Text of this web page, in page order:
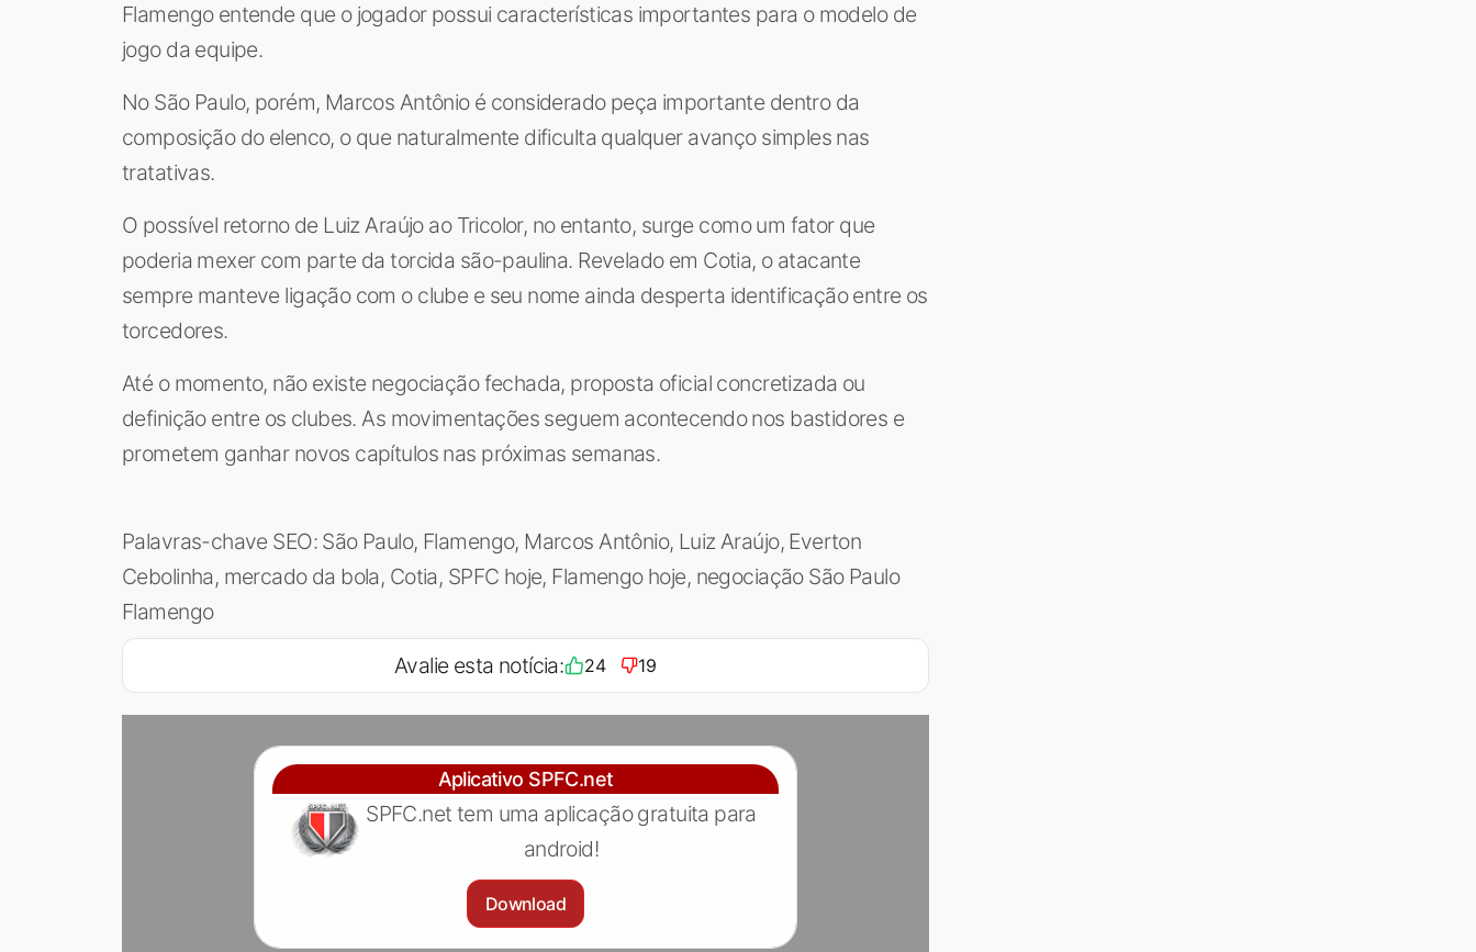
Flamengo entende que o jogador possui características importantes para o modelo de
jogo da equipe.
No São Paulo, porém, Marcos Antônio é considerado peça importante dentro da
composição do elenco, o que naturalmente dificulta qualquer avanço simples nas
tratativas.
O possível retorno de Luiz Araújo ao Tricolor, no entanto, surge como um fator que
poderia mexer com parte da torcida são-paulina. Revelado em Cotia, o atacante
sempre manteve ligação com o clube e seu nome ainda desperta identificação entre os
torcedores.
Até o momento, não existe negociação fechada, proposta oficial concretizada ou
definição entre os clubes. As movimentações seguem acontecendo nos bastidores e
prometem ganhar novos capítulos nas próximas semanas.
Palavras-chave SEO: São Paulo, Flamengo, Marcos Antônio, Luiz Araújo, Everton
Cebolinha, mercado da bola, Cotia, SPFC hoje, Flamengo hoje, negociação São Paulo
Flamengo
Avalie esta notícia: 24 19
Aplicativo SPFC.net
SPFC.net tem uma aplicação gratuita para
android!
Download